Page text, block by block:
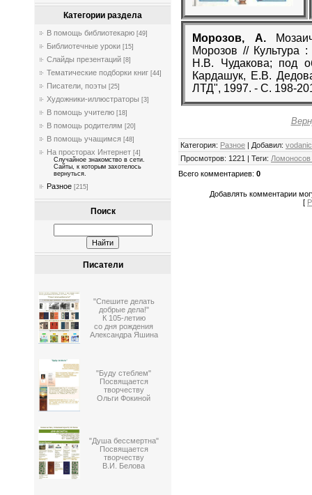
Категории раздела
В помощь библиотекарю [49]
Библиотечные уроки [15]
Слайды презентаций [8]
Тематические подборки книг [44]
Писатели, поэты [25]
Художники-иллюстраторы [3]
В помощь учителю [18]
В помощь родителям [20]
В помощь учащимся [48]
На просторах Интернет [4]
Случайное знакомство в сети.
Сайты, к которым захотелось
вернуться.
Разное [215]
Поиск
Писатели
"Спешите делать
добрые дела!"
К 105-летию
со дня рождения
Александра Яшина
"Буду стеблем"
Посвящается
творчеству
Ольги Фокиной
"Душа бессмертна"
Посвящается
творчеству
В.И. Белова
Морозов, А.
Морозов // Культура :
Н.В. Чудакова; под
Кардашук, Е.В.
ЛТД", 1997. - С. 198-
Категория: Разное | Добавил:
Просмотров: 1221 | Теги:
Всего комментариев: 0
Добавлять комментарии
[